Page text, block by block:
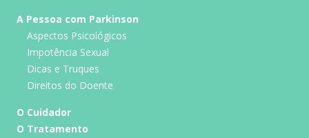
A Pessoa com Parkinson
Aspectos Psicológicos
Impotência Sexual
Dicas e Truques
Direitos do Doente
O Cuidador
O Tratamento